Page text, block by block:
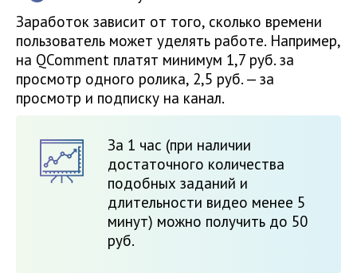
Заработок зависит от того, сколько времени
пользователь может уделять работе. Например,
на QComment платят минимум 1,7 руб. за
просмотр одного ролика, 2,5 руб. — за
просмотр и подписку на канал.
За 1 час (при наличии
достаточного количества
подобных заданий и
длительности видео менее 5
минут) можно получить до 50
руб.